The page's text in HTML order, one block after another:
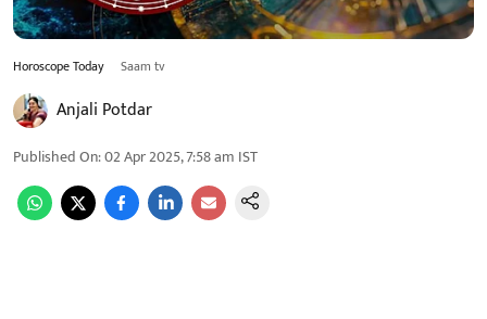
Horoscope Today Saam tv
Anjali Potdar
Published On:02 Apr 2025, 7:58 am IST